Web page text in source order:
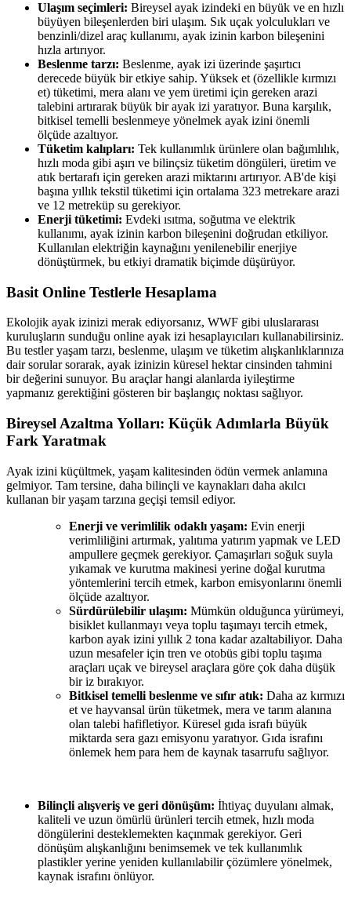
Ulaşım seçimleri: Bireysel ayak izindeki en büyük ve en hızlı
büyüyen bileşenlerden biri ulaşım. Sık uçak yolculukları ve
benzinli/dizel araç kullanımı, ayak izinin karbon bileşenini
hızla artırıyor.
Beslenme tarzı: Beslenme, ayak izi üzerinde şaşırtıcı
derecede büyük bir etkiye sahip. Yüksek et (özellikle kırmızı
et) tüketimi, mera alanı ve yem üretimi için gereken arazi
talebini artırarak büyük bir ayak izi yaratıyor. Buna karşılık,
bitkisel temelli beslenmeye yönelmek ayak izini önemli
ölçüde azaltıyor.
Tüketim kalıpları: Tek kullanımlık ürünlere olan bağımlılık,
hızlı moda gibi aşırı ve bilinçsiz tüketim döngüleri, üretim ve
atık bertarafı için gereken arazi miktarını artırıyor. AB'de kişi
başına yıllık tekstil tüketimi için ortalama 323 metrekare arazi
ve 12 metreküp su gerekiyor.
Enerji tüketimi: Evdeki ısıtma, soğutma ve elektrik
kullanımı, ayak izinin karbon bileşenini doğrudan etkiliyor.
Kullanılan elektriğin kaynağını yenilenebilir enerjiye
dönüştürmek, bu etkiyi dramatik biçimde düşürüyor.
Basit Online Testlerle Hesaplama
Ekolojik ayak izinizi merak ediyorsanız, WWF gibi uluslararası
kuruluşların sunduğu online ayak izi hesaplayıcıları kullanabilirsiniz.
Bu testler yaşam tarzı, beslenme, ulaşım ve tüketim alışkanlıklarınıza
dair sorular sorarak, ayak izinizin küresel hektar cinsinden tahmini
bir değerini sunuyor. Bu araçlar hangi alanlarda iyileştirme
yapmanız gerektiğini gösteren bir başlangıç noktası sağlıyor.
Bireysel Azaltma Yolları: Küçük Adımlarla Büyük
Fark Yaratmak
Ayak izini küçültmek, yaşam kalitesinden ödün vermek anlamına
gelmiyor. Tam tersine, daha bilinçli ve kaynakları daha akılcı
kullanan bir yaşam tarzına geçişi temsil ediyor.
Enerji ve verimlilik odaklı yaşam: Evin enerji
verimliliğini artırmak, yalıtıma yatırım yapmak ve LED
ampullere geçmek gerekiyor. Çamaşırları soğuk suyla
yıkamak ve kurutma makinesi yerine doğal kurutma
yöntemlerini tercih etmek, karbon emisyonlarını önemli
ölçüde azaltıyor.
Sürdürülebilir ulaşım: Mümkün olduğunca yürümeyi,
bisiklet kullanmayı veya toplu taşımayı tercih etmek,
karbon ayak izini yıllık 2 tona kadar azaltabiliyor. Daha
uzun mesafeler için tren ve otobüs gibi toplu taşıma
araçları uçak ve bireysel araçlara göre çok daha düşük
bir iz bırakıyor.
Bitkisel temelli beslenme ve sıfır atık: Daha az kırmızı
et ve hayvansal ürün tüketmek, mera ve tarım alanına
olan talebi hafifletiyor. Küresel gıda israfı büyük
miktarda sera gazı emisyonu yaratıyor. Gıda israfını
önlemek hem para hem de kaynak tasarrufu sağlıyor.
Bilinçli alışveriş ve geri dönüşüm: İhtiyaç duyulanı almak,
kaliteli ve uzun ömürlü ürünleri tercih etmek, hızlı moda
döngülerini desteklemekten kaçınmak gerekiyor. Geri
dönüşüm alışkanlığını benimsemek ve tek kullanımlık
plastikler yerine yeniden kullanılabilir çözümlere yönelmek,
kaynak israfını önlüyor.